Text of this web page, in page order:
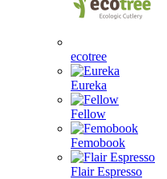
ecotree
Eureka
Fellow
Femobook
Flair Espresso